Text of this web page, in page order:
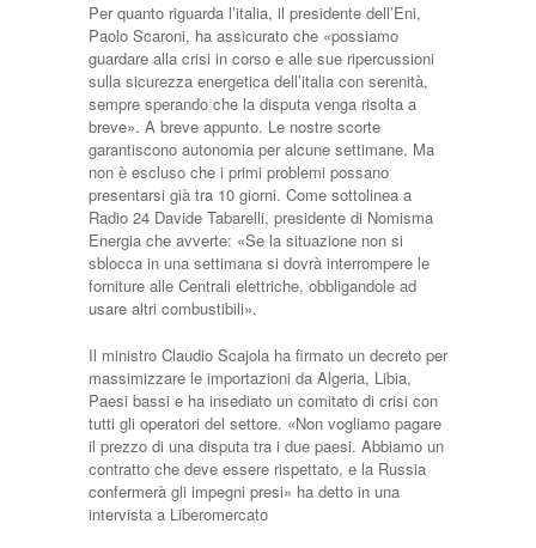
Per quanto riguarda l’italia, il presidente dell’Eni,
Paolo Scaroni, ha assicurato che «possiamo
guardare alla crisi in corso e alle sue ripercussioni
sulla sicurezza energetica dell’italia con serenità,
sempre sperando che la disputa venga risolta a
breve». A breve appunto. Le nostre scorte
garantiscono autonomia per alcune settimane. Ma
non è escluso che i primi problemi possano
presentarsi già tra 10 giorni. Come sottolinea a
Radio 24 Davide Tabarelli, presidente di Nomisma
Energia che avverte: «Se la situazione non si
sblocca in una settimana si dovrà interrompere le
forniture alle Centrali elettriche, obbligandole ad
usare altri combustibili».
Il ministro Claudio Scajola ha firmato un decreto per
massimizzare le importazioni da Algeria, Libia,
Paesi bassi e ha insediato un comitato di crisi con
tutti gli operatori del settore. «Non vogliamo pagare
il prezzo di una disputa tra i due paesi. Abbiamo un
contratto che deve essere rispettato, e la Russia
confermerà gli impegni presi» ha detto in una
intervista a Liberomercato